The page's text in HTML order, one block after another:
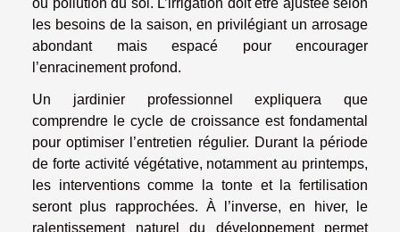
les besoins de la saison, en privilégiant un arrosage
abondant mais espacé pour encourager
l’enracinement profond.
Un jardinier professionnel expliquera que
comprendre le cycle de croissance est fondamental
pour optimiser l’entretien régulier. Durant la période
de forte activité végétative, notamment au printemps,
les interventions comme la tonte et la fertilisation
seront plus rapprochées. À l’inverse, en hiver, le
ralentissement naturel du développement permet